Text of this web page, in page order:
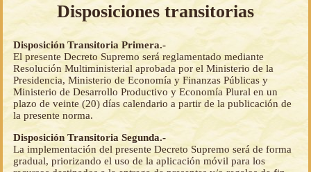
Disposiciones transitorias
Disposición Transitoria Primera.-
El presente Decreto Supremo será reglamentado mediante
Resolución Multiministerial aprobada por el Ministerio de la
Presidencia, Ministerio de Economía y Finanzas Públicas y
Ministerio de Desarrollo Productivo y Economía Plural en un
plazo de veinte (20) días calendario a partir de la publicación de
la presente norma.
Disposición Transitoria Segunda.-
La implementación del presente Decreto Supremo será de forma
gradual, priorizando el uso de la aplicación móvil para los